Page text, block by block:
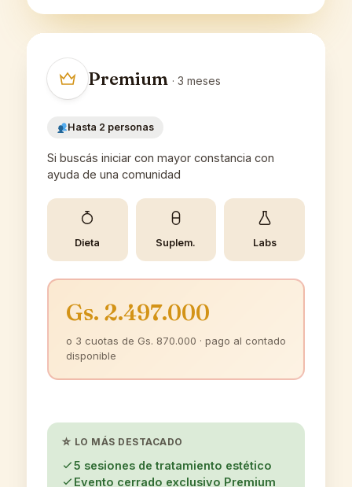
Premium · 3 meses
Hasta 2 personas
Si buscás iniciar con mayor constancia con
ayuda de una comunidad
Dieta Suplem. Labs
Gs. 2.497.000
o 3 cuotas de Gs. 870.000 · pago al contado
disponible
☆ LO MÁS DESTACADO
5 sesiones de tratamiento estético
Evento cerrado exclusivo Premium